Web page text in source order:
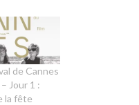
de Cannes
Jour 1 :
la fête